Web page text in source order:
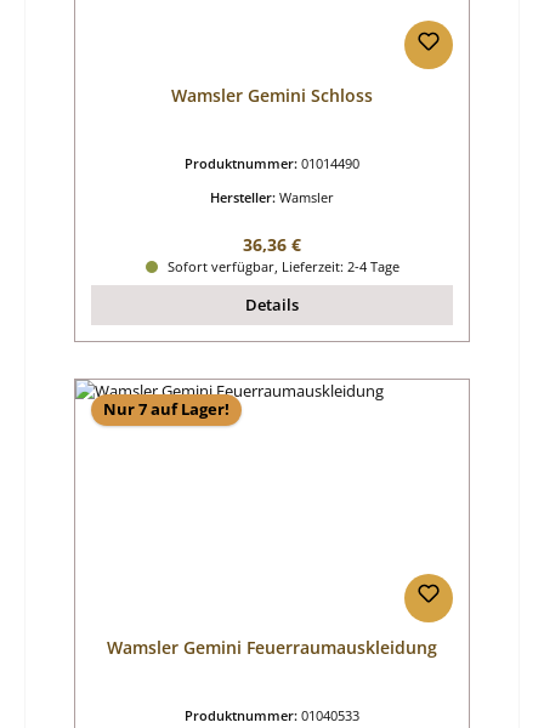
Wamsler Gemini Schloss
Produktnummer: 01014490
Hersteller: Wamsler
Regulärer Preis:
36,36 €
Sofort verfügbar, Lieferzeit: 2-4 Tage
Details
Nur 7 auf Lager!
Wamsler Gemini Feuerraumauskleidung
Produktnummer: 01040533